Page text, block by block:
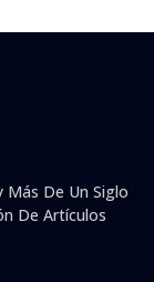
Más De Un Siglo
De Artículos